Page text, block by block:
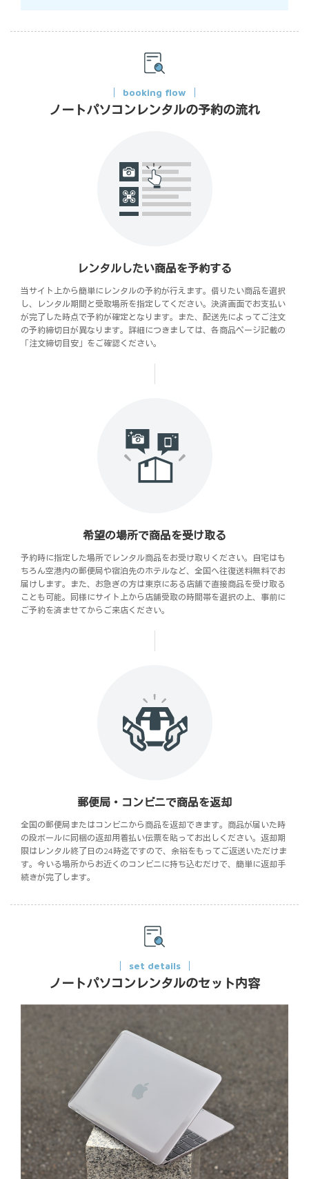
booking flow
ノートパソコンレンタルの予約の流れ
レンタルしたい商品を予約する
当サイト上から簡単にレンタルの予約が行えます。借りたい商品を選択
し、レンタル期間と受取場所を指定してください。決済画面でお支払い
が完了した時点で予約が確定となります。また、配送先によってご注文
の予約締切日が異なります。詳細につきましては、各商品ページ記載の
「注文締切目安」をご確認ください。
希望の場所で商品を受け取る
予約時に指定した場所でレンタル商品をお受け取りください。自宅はも
ちろん空港内の郵便局や宿泊先のホテルなど、全国へ往復送料無料でお
届けします。また、お急ぎの方は東京にある店舗で直接商品を受け取る
ことも可能。同様にサイト上から店舗受取の時間帯を選択の上、事前に
ご予約を済ませてからご来店ください。
郵便局・コンビニで商品を返却
全国の郵便局またはコンビニから商品を返却できます。商品が届いた時
の段ボールに同梱の返却用着払い伝票を貼ってお出しください。返却期
限はレンタル終了日の24時迄ですので、余裕をもってご返送いただけま
す。今いる場所からお近くのコンビニに持ち込むだけで、簡単に返却手
続きが完了します。
set details
ノートパソコンレンタルのセット内容